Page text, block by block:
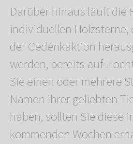
Darüber hinaus läuft die
individuellen Holzsterne,
der Gedenkaktion
werden, bereits auf
Sie einen oder mehrere
Namen ihrer geliebten
haben, sollten Sie diese
kommenden Wochen